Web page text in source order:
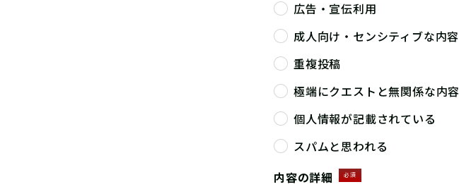
広告・宣伝利用
成人向け・センシティブな内容
重複投稿
極端にクエストと無関係な内容
個人情報が記載されている
スパムと思われる
内容の詳細
必須